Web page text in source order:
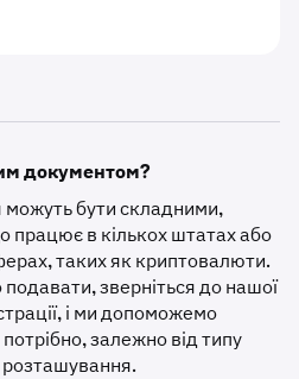
документом?
можуть бути складними,
працює в кількох штатах або
таких як криптовалюти.
зверніться до нашої
і ми допоможемо
залежно від типу
розташування.